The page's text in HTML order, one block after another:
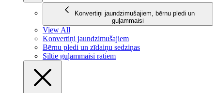
Konvertiņi jaundzimušajiem, bērnu pledi un
guļammaisi
View All
Konvertiņi jaundzimušajiem
Bērnu pledi un zīdaiņu sedziņas
Siltie guļammaisi ratiem